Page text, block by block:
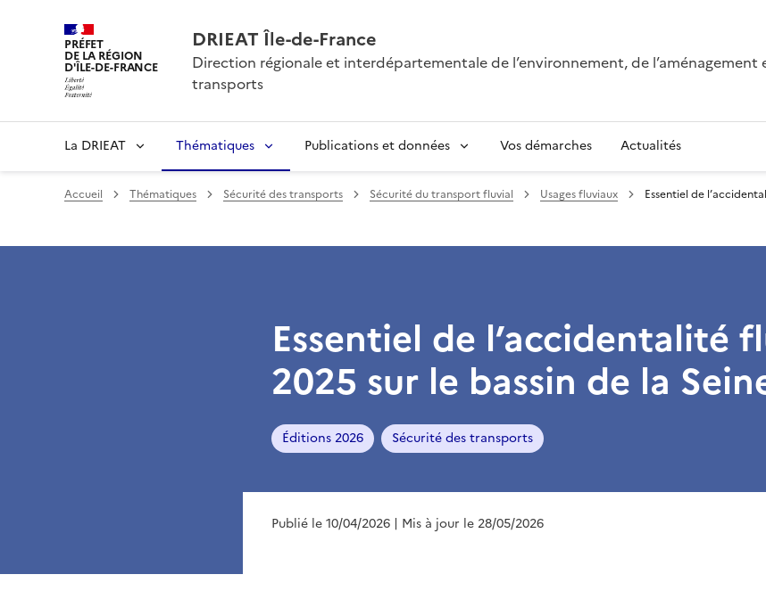
PRÉFET
DE LA RÉGION
D'ÎLE-DE-FRANCE
DRIEAT Île-de-France
Direction régionale et interdépartementale de l’environnement, de l’aménagement
transports
La DRIEAT Thématiques Publications et données Vos démarches Actualités
Accueil Thématiques Sécurité des transports Sécurité du transport fluvial Usages fluviaux Essentiel de
Essentiel de l’accidentalité
2025 sur le bassin de la
Éditions 2026 Sécurité des transports
Publié le 10/04/2026 | Mis à jour le 28/05/2026